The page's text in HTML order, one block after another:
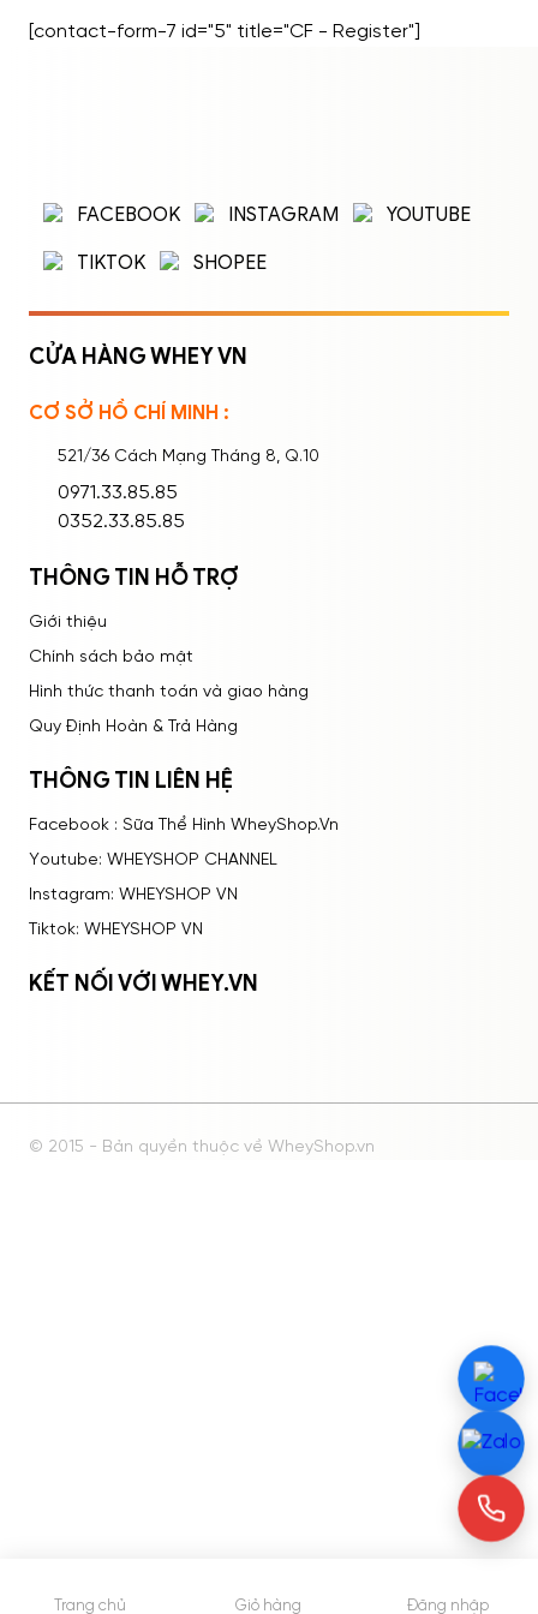
Nhóm 3: Thói Quen và Kỹ Thuật […]
Nhập tên đăng nhập/email và mật khẩu để
Ghi nhớ mật khẩu
Trang chủ Giỏ hàng Đăng nhập
[contact-form-7 id="5" title="CF - Register"]
FACEBOOK INSTAGRAM
YOUTUBE
TIKTOK
SHOPEE
CỬA HÀNG WHEY VN
CƠ SỞ HỒ CHÍ MINH :
521/36 Cách Mạng Tháng 8, Q.10
0971.33.85.85
0352.33.85.85
THÔNG TIN HỖ TRỢ
Giới thiệu
Chính sách bảo mật
Hình thức thanh toán và giao hàng
Quy Định Hoàn & Trả Hàng
THÔNG TIN LIÊN HỆ
Facebook : Sữa Thể Hình WheyShop.Vn
Youtube: WHEYSHOP CHANNEL
Instagram: WHEYSHOP VN
Tiktok: WHEYSHOP VN
KẾT NỐI VỚI WHEY.VN
© 2015 - Bản quyền thuộc về WheyShop.vn